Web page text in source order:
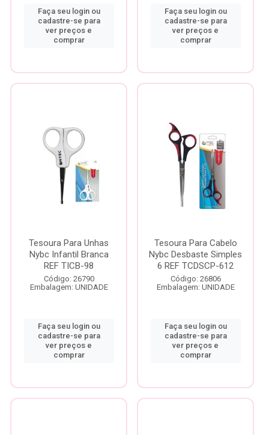
Faça seu login ou
cadastre-se para
ver preços e
comprar
Faça seu login ou
cadastre-se para
ver preços e
comprar
Tesoura Para Unhas
Nybc Infantil Branca
REF TICB-98
Código: 26790
Embalagem: UNIDADE
Faça seu login ou
cadastre-se para
ver preços e
comprar
Tesoura Para Cabelo
Nybc Desbaste Simples
6 REF TCDSCP-612
Código: 26806
Embalagem: UNIDADE
Faça seu login ou
cadastre-se para
ver preços e
comprar